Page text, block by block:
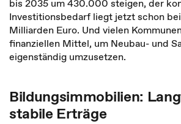
bis 2035 um 430.000 steigen, der
Investitionsbedarf liegt jetzt schon
Milliarden Euro. Und vielen
finanziellen Mittel, um Neubau- und
eigenständig umzusetzen.
Bildungsimmobilien:
stabile Erträge